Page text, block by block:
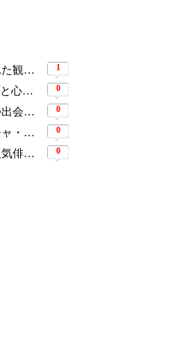
「盗作映画」の烙印を押された観客動員1,691万人の大ヒット作、裁判所の判断ですべてが覆った 1
『ゴジラvsコング』でコングと心を通わせた少女役、わずか18歳で突然の死…父が事故を起こした19歳少年に伝えた言葉 0
遺体が埋まった場所でなぜか出会う男女…“幽霊の証言”で事件を解く『恋は命がけ』がNetflix世界2位 0
税金14億円を全額納付したチャ・ウヌ、今度は軍服姿で登場…鍛え上げた上半身に驚きの声 0
奨学金に支えられた少年が人気俳優へ…今度は子どもたちに総額5,000万円を寄付 0